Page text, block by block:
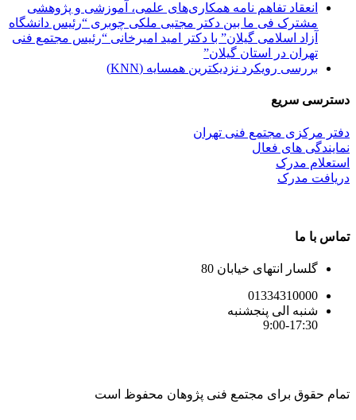
انعقاد تفاهم نامه همکاری‌های علمی، آموزشی و پژوهشی
مشترک فی ما بین دکتر مجتبی ملکی چوبری “رئیس دانشگاه
آزاد اسلامی گیلان” با دکتر امید امیرخانی “رئیس مجتمع فنی
تهران در استان گیلان”
بررسی رویکرد نزدیکترین همسایه (KNN)
دسترسی سریع
دفتر مرکزی مجتمع فنی تهران
نمایندگی های فعال
استعلام مدرک
دریافت مدرک
تماس با ما
گلسار انتهای خیابان 80
01334310000
شنبه الی پنجشنبه
9:00-17:30
تمام حقوق برای مجتمع فنی پژوهان محفوظ است